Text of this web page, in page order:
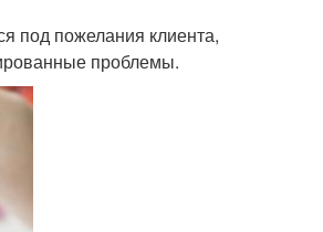
под пожелания клиента,
проблемы.